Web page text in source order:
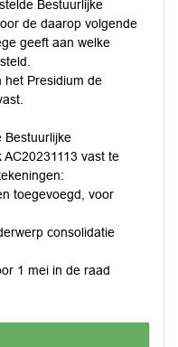
Bestuurlijke
de daarop volgende
geeft aan welke
het Presidium de
Bestuurlijke
vast te
toegevoegd, voor
consolidatie
1 mei in de raad